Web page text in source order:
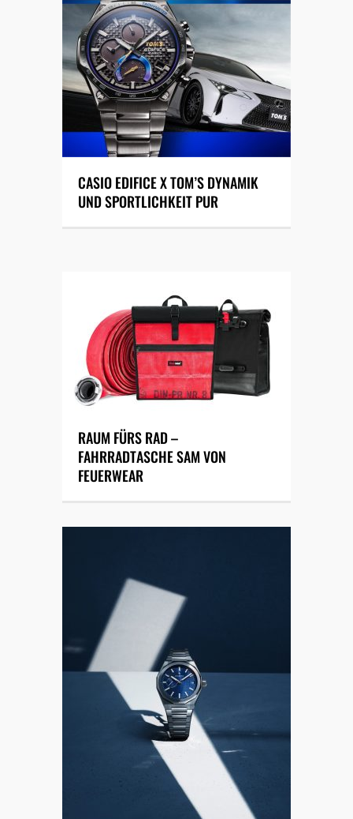
CASIO EDIFICE X TOM’S DYNAMIK
UND SPORTLICHKEIT PUR
RAUM FÜRS RAD –
FAHRRADTASCHE SAM VON
FEUERWEAR